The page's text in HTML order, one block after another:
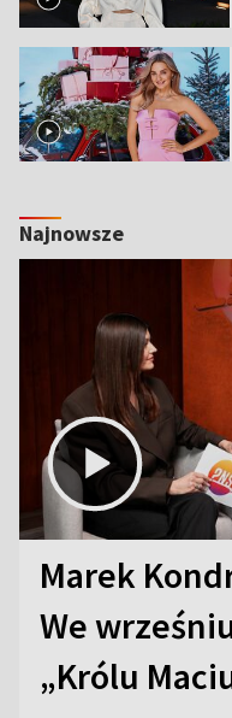
Najnowsze
Marek
We
„Królu